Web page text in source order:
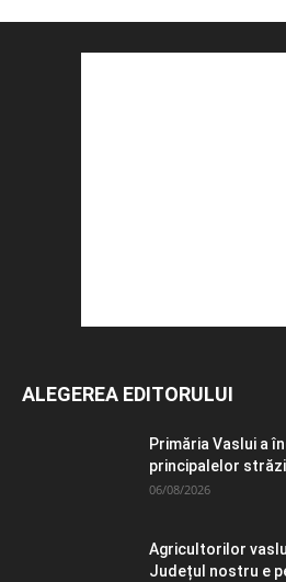
ALEGEREA EDITORULUI
Primăria Vaslui a
principalelor
06/08/2026
Agricultorilor
Județul nostru e